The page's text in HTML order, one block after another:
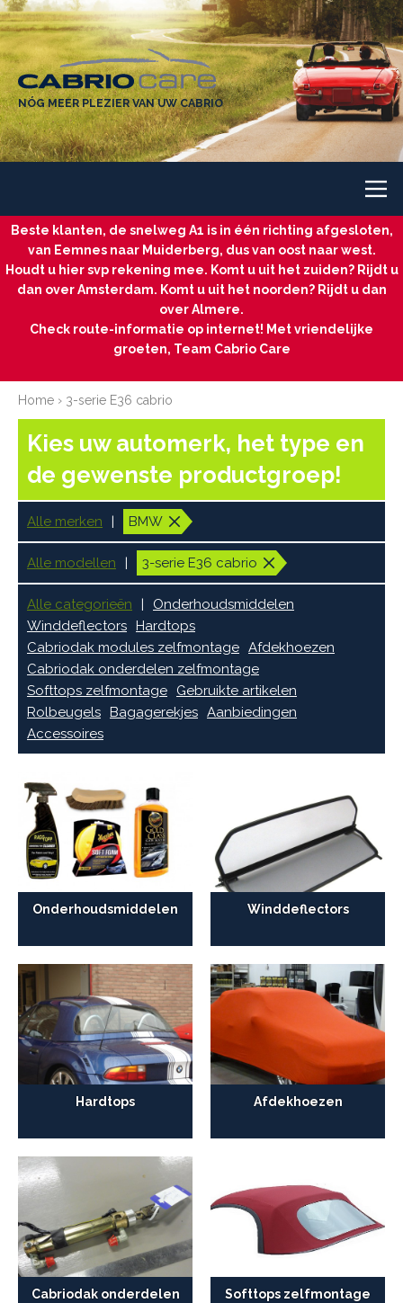
NÓG MEER PLEZIER VAN UW CABRIO
Beste klanten, de snelweg A1 is in één richting afgesloten,
van Eemnes naar Muiderberg, dus van oost naar west.
Houdt u hier svp rekening mee. Komt u uit het zuiden? Rijdt u
dan over Amsterdam. Komt u uit het noorden? Rijdt u dan
over Almere.
Check route-informatie op internet! Met vriendelijke
groeten, Team Cabrio Care
Home › 3-serie E36 cabrio
Kies uw automerk, het type en
de gewenste productgroep!
Alle merken BMW
Alle modellen 3-serie E36 cabrio
Alle categorieën
Onderhoudsmiddelen
Winddeflectors Hardtops
Cabriodak modules zelfmontage Afdekhoezen
Cabriodak onderdelen zelfmontage
Softtops zelfmontage
Gebruikte artikelen
Rolbeugels Bagagerekjes Aanbiedingen
Accessoires
Onderhoudsmiddelen Winddeflectors
Hardtops Afdekhoezen
Cabriodak onderdelen
Softtops zelfmontage